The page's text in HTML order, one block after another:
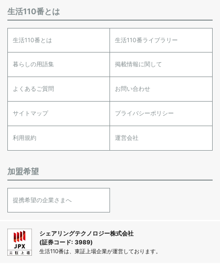
生活110番とは
生活110番とは 生活110番ライブラリー
暮らしの用語集 掲載情報に関して
よくあるご質問 お問い合わせ
サイトマップ プライバシーポリシー
利用規約 運営会社
加盟希望
提携希望の企業さまへ
シェアリングテクノロジー株式会社
(証券コード: 3989)
生活110番は、東証上場企業が運営しております。